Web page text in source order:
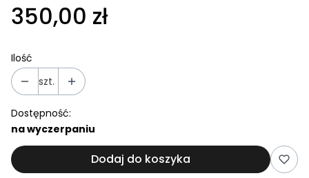
350,00 zł
Ilość
szt.
Dostępność:
na wyczerpaniu
Dodaj do koszyka